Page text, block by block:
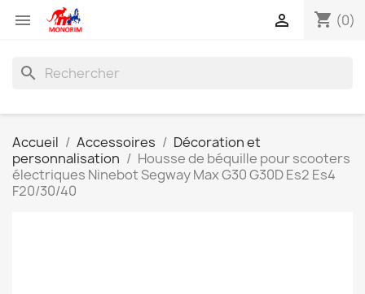
 shopping_cart (0)

search
Accueil Accessoires
Décoration et
personnalisation
Housse de béquille pour scooters
électriques Ninebot Segway Max G30 G30D Es2 Es4
F20/30/40